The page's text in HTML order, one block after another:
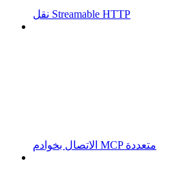
نقل Streamable HTTP
الاتصال بخوادم MCP متعددة